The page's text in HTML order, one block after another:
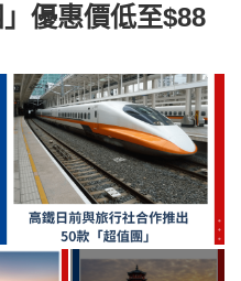
優惠價低至$88